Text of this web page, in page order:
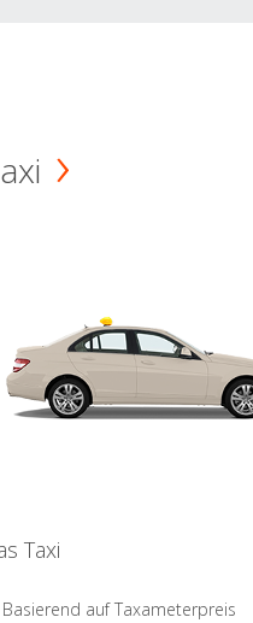
Taxi
Basierend auf Taxameterpreis